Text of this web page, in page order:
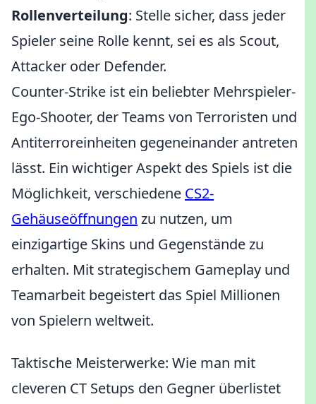
Rollenverteilung: Stelle sicher, dass jeder
Spieler seine Rolle kennt, sei es als Scout,
Attacker oder Defender.
Counter-Strike ist ein beliebter Mehrspieler-
Ego-Shooter, der Teams von Terroristen und
Antiterroreinheiten gegeneinander antreten
lässt. Ein wichtiger Aspekt des Spiels ist die
Möglichkeit, verschiedene CS2-
Gehäuseöffnungen zu nutzen, um
einzigartige Skins und Gegenstände zu
erhalten. Mit strategischem Gameplay und
Teamarbeit begeistert das Spiel Millionen
von Spielern weltweit.
Taktische Meisterwerke: Wie man mit
cleveren CT Setups den Gegner überlistet